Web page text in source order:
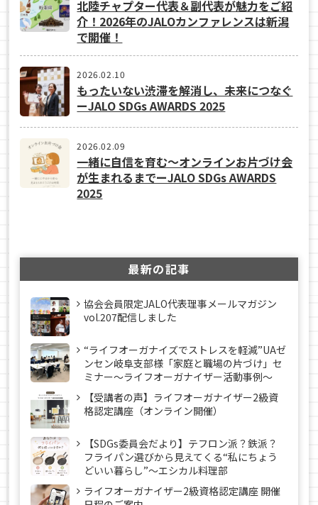
北陸チャプター代表＆副代表が魅力をご紹
介！2026年のJALOカンファレンスは新潟
で開催！
2026.02.10
もったいない渋滞を解消し、未来につなぐ
ーJALO SDGs AWARDS 2025
2026.02.09
一緒に自信を育む～オンラインお片づけ会
が生まれるまでーJALO SDGs AWARDS
2025
最新の記事
協会会員限定JALO代表理事メールマガジン
vol.207配信しました
“ライフオーガナイズでストレスを軽減”UAゼ
ンセン岐阜支部様「家庭と職場の片づけ」セ
ミナー～ライフオーガナイザー活動事例〜
【受講者の声】ライフオーガナイザー2級資
格認定講座（オンライン開催）
【SDGs委員会だより】テフロン派？鉄派？
フライパン選びから見えてくる“私にちょう
どいい暮らし”～エシカル料理部
ライフオーガナイザー2級資格認定講座 開催